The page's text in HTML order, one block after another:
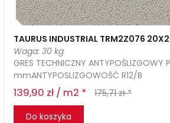
TAURUS INDUSTRIAL TRM2Z076
Waga: 30 kg
GRES TECHNICZNY ANTYPOŚLIZGOWY
mmANTYPOSLIZGOWOŚĆ R12/B
139,90 zł / m2 *
175,71 zł *
Do koszyka